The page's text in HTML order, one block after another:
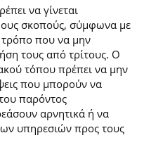
να γίνεται
σκοπούς, σύμφωνα με
τρόπο που να μην
τους από τρίτους. Ο
τόπου πρέπει να μην
που μπορούν να
παρόντος
αρνητικά ή να
υπηρεσιών προς τους